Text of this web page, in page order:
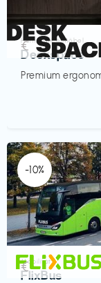
Homeoffice Möbel
Deskspace
Premium
€‎
-10%
Mobilität
FlixBus
€‎